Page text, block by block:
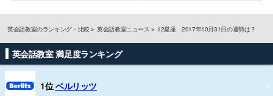
英会話教室のランキング・比較 英会話教室ニュース 12星座 2017年10月31日の運勢は？
英会話教室 満足度ランキング
1位ベルリッツ